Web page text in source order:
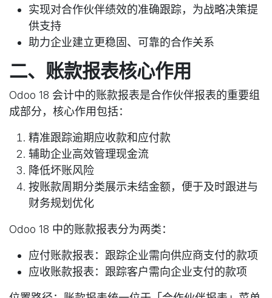
实现对合作伙伴绩效的准确跟踪，为战略决策提
供支持
助力企业建立更稳固、可靠的合作关系
二、账款报表核心作用
Odoo 18 会计中的账款报表是合作伙伴报表的重要组
成部分，核心作用包括：
精准跟踪逾期应收款和应付款
辅助企业高效管理现金流
降低坏账风险
按账款周期分类展示未结金额，便于及时跟进与
财务规划优化
Odoo 18 中的账款报表分为两类：
应付账款报表：跟踪企业需向供应商支付的款项
应收账款报表：跟踪客户需向企业支付的款项